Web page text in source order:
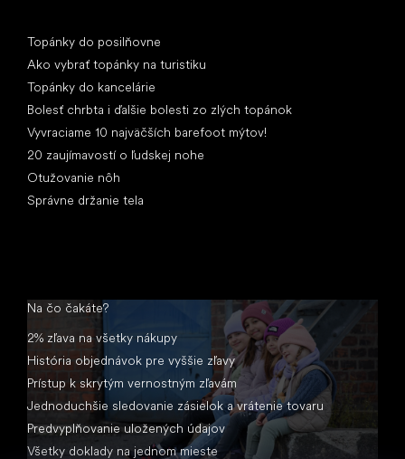
Topánky do posilňovne
Ako vybrať topánky na turistiku
Topánky do kancelárie
Bolesť chrbta i ďalšie bolesti zo zlých topánok
Vyvraciame 10 najväčších barefoot mýtov!
20 zaujímavostí o ľudskej nohe
Otužovanie nôh
Správne držanie tela
Na čo čakáte?
2% zľava na všetky nákupy
História objednávok pre vyššie zľavy
Prístup k skrytým vernostným zľavám
Jednoduchšie sledovanie zásielok a vrátenie tovaru
Predvyplňovanie uložených údajov
Všetky doklady na jednom mieste